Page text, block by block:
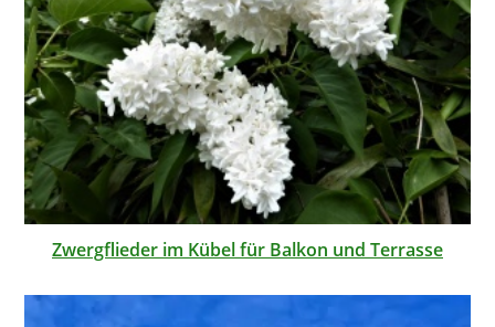
Zwergflieder im Kübel für Balkon und Terrasse